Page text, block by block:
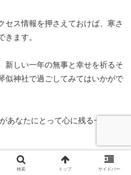
セス情報を押さえておけば、寒さ
きます。
新しい一年の無事と幸せを祈るそ
似神社で過ごしてみてはいかがで
あなたにとって心に残る一年の
検索 トップ サイドバー